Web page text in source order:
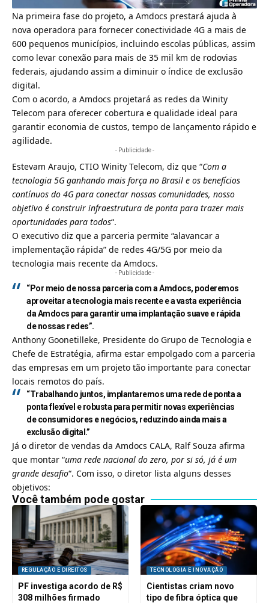
Na primeira fase do projeto, a Amdocs prestará ajuda à
nova operadora para fornecer conectividade 4G a mais de
600 pequenos municípios, incluindo escolas públicas, assim
como levar conexão para mais de 35 mil km de rodovias
federais, ajudando assim a diminuir o índice de exclusão
digital.
Com o acordo, a Amdocs projetará as redes da Winity
Telecom para oferecer cobertura e qualidade ideal para
garantir economia de custos, tempo de lançamento rápido e
agilidade.
- Publicidade -
Estevam Araujo, CTIO Winity Telecom, diz que “Com a
tecnologia 5G ganhando mais força no Brasil e os benefícios
contínuos do 4G para conectar nossas comunidades, nosso
objetivo é construir infraestrutura de ponta para trazer mais
oportunidades para todos“.
O executivo diz que a parceria permite “alavancar a
implementação rápida” de redes 4G/5G por meio da
tecnologia mais recente da Amdocs.
- Publicidade -
“Por meio de nossa parceria com a Amdocs, poderemos
aproveitar a tecnologia mais recente e a vasta experiência
da Amdocs para garantir uma implantação suave e rápida
de nossas redes”.
Anthony Goonetilleke, Presidente do Grupo de Tecnologia e
Chefe de Estratégia, afirma estar empolgado com a parceria
das empresas em um projeto tão importante para conectar
locais remotos do país.
“Trabalhando juntos, implantaremos uma rede de ponta a
ponta flexível e robusta para permitir novas experiências
de consumidores e negócios, reduzindo ainda mais a
exclusão digital.”
Já o diretor de vendas da Amdocs CALA, Ralf Souza afirma
que montar “uma rede nacional do zero, por si só, já é um
grande desafio“. Com isso, o diretor lista alguns desses
objetivos:
Você também pode gostar
REGULAÇÃO E DIREITOS
PF investiga acordo de R$
308 milhões firmado
TECNOLOGIA E INOVAÇÃO
Cientistas criam novo
tipo de fibra óptica que